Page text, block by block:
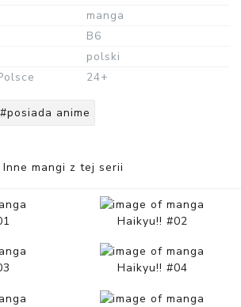
manga
B6
polski
24+
#posiada anime
Inne mangi z tej serii
Haikyu!! #02
Haikyu!! #04